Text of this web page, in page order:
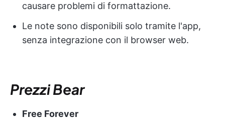
causare problemi di formattazione.
Le note sono disponibili solo tramite l'app,
senza integrazione con il browser web.
Prezzi Bear
Free Forever